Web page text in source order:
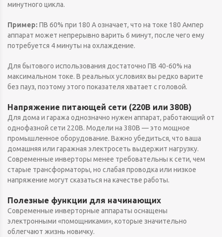
минутного цикла.
Пример: ПВ 60% при 180 А означает, что на токе 180 Ампер
аппарат может непрерывно варить 6 минут, после чего ему
потребуется 4 минуты на охлаждение.
Для бытового использования достаточно ПВ 40-60% на
максимальном токе. В реальных условиях вы редко варите
без пауз, поэтому этого показателя хватает с головой.
Напряжение питающей сети (220В или 380В)
Для дома и гаража однозначно нужен аппарат, работающий от
однофазной сети 220В. Модели на 380В — это мощное
промышленное оборудование. Важно убедиться, что ваша
домашняя или гаражная электросеть выдержит нагрузку.
Современные инверторы менее требовательны к сети, чем
старые трансформаторы, но слабая проводка или низкое
напряжение могут сказаться на качестве работы.
Полезные функции для начинающих
Современные инверторные аппараты оснащены
электронными «помощниками», которые значительно
облегчают жизнь новичку.